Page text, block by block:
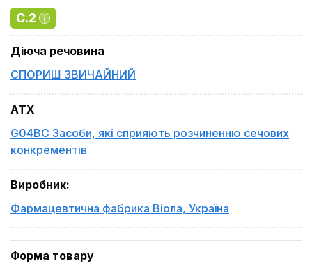
C.2
Діюча речовина
СПОРИШ ЗВИЧАЙНИЙ
ATX
G04BC Засоби, які сприяють розчиненню сечових
конкрементів
Виробник:
Фармацевтична фабрика Віола, Україна
Форма товару